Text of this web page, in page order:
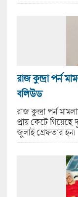
রাজ কুন্দ্রা পর্ন
বলিউড
রাজ কুন্দ্রা পর্ন
প্রায় কেটে গিয়েছে
জুলাই গ্রেফতার হন।